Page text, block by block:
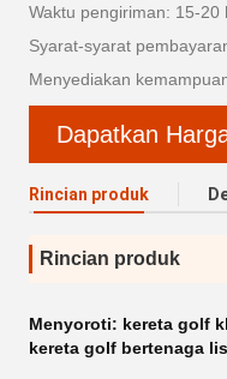
Waktu pengiriman: 15-20
Syarat-syarat
Menyediakan
Dapatkan
Rincian produk
Rincian produk
Menyoroti: kereta golf
kereta golf bertenaga